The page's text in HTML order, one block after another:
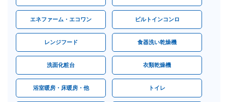
エネファーム・エコワン ビルトインコンロ
レンジフード 食器洗い乾燥機
洗面化粧台 衣類乾燥機
浴室暖房・床暖房・他 トイレ